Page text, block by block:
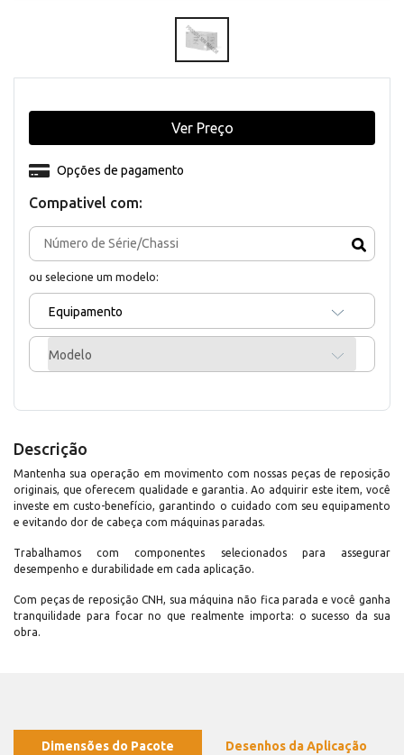
Compativel com:
ou selecione um modelo:
Equipamento
Modelo
Opções de pagamento
Ver Preço
Descrição
Mantenha sua operação em movimento com nossas peças de reposição
originais, que oferecem qualidade e garantia. Ao adquirir este item, você
investe em custo-benefício, garantindo o cuidado com seu equipamento
e evitando dor de cabeça com máquinas paradas.
Trabalhamos com componentes selecionados para assegurar
desempenho e durabilidade em cada aplicação.
Com peças de reposição CNH, sua máquina não fica parada e você ganha
tranquilidade para focar no que realmente importa: o sucesso da sua
obra.
Dimensões do Pacote Desenhos da Aplicação